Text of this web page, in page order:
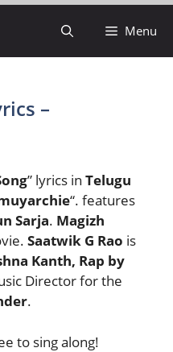
Menu
–
” lyrics in Telugu
“. features
Sarja. Magizh
Saatwik G Rao is
Kanth, Rap by
Director for the
.
to sing along!